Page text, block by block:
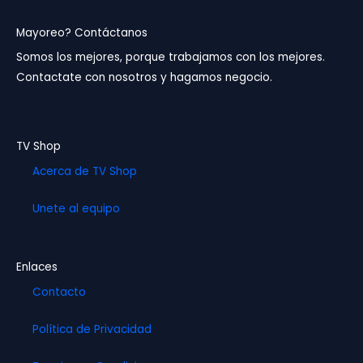
b
o
o
k
g
r
a
b
e
Mayoreo? Contáctanos
Somos los mejores, porque trabajamos con los mejores.
Contactate con nosotros y hagamos negocio.
TV Shop
Acerca de TV Shop
Unete al equipo
Enlaces
Contacto
Política de Privacidad